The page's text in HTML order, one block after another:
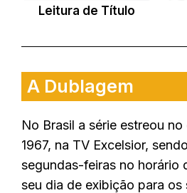
Leitura de Título
A Dublagem
No Brasil a série estreou
1967, na TV Excelsior,
segundas-feiras no horário
seu dia de exibição para os